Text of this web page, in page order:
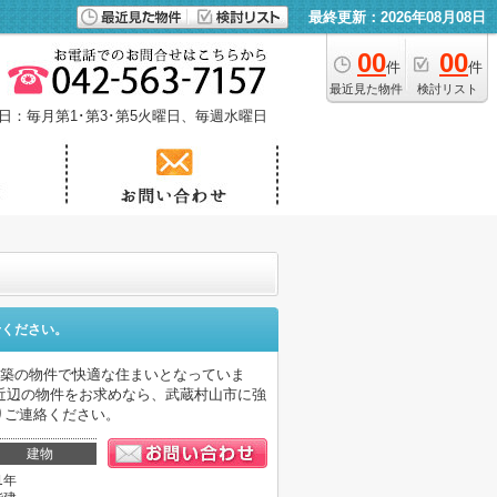
最終更新：2026年08月08日
00件
最近見た物件
00件
検討リスト
：毎月第1･第3･第5火曜日、毎週水曜日
ださい。
の物件で快適な住まいとなっていま
の物件をお求めなら、武蔵村山市に強
連絡ください。
建物
年